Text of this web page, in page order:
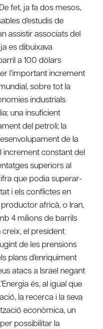
fet, ja fa dos mesos,
d’estudis de
assistir associats del
es dibuixava
a 100 dòlars
l’important increment
sobre tot la
industrials
una insuficient
del petroli; la
de la
increment constant del
superiors al
que podia superar-
i els conflictes en
africà, o Iran,
4 milions de barrils
creix, el president
de les prensions
plans d’enriquiment
atacs a Israel negant
és, al igual que
la recerca i la seva
econòmica, un
possibilitar la